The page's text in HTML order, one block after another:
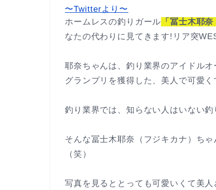
〜Twitterより〜
ホームレスの釣りガール 「冨士木耶
なたの代わりに見てきます!リア突
耶奈ちゃんは、釣り業界のアイドル
グランプリを獲得した、美人で可愛く
釣り業界では、知らない人はいない釣
そんな冨士木耶奈（フジキカナ）ちゃ
（笑）
写真を見るととっても可愛いくて美